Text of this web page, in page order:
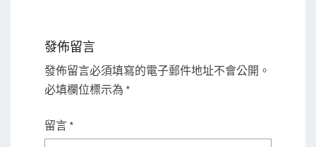
發佈留言
發佈留言必須填寫的電子郵件地址不會公開。
必填欄位標示為 *
留言 *